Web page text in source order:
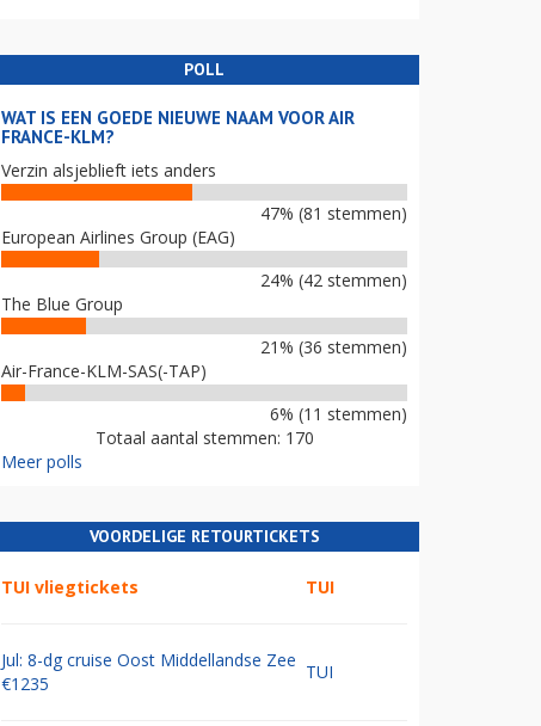
POLL
WAT IS EEN GOEDE NIEUWE NAAM VOOR AIR
FRANCE-KLM?
Verzin alsjeblieft iets anders
47% (81 stemmen)
European Airlines Group (EAG)
24% (42 stemmen)
The Blue Group
21% (36 stemmen)
Air-France-KLM-SAS(-TAP)
6% (11 stemmen)
Totaal aantal stemmen: 170
Meer polls
VOORDELIGE RETOURTICKETS
TUI vliegtickets TUI
Jul: 8-dg cruise Oost Middellandse Zee
€1235
TUI